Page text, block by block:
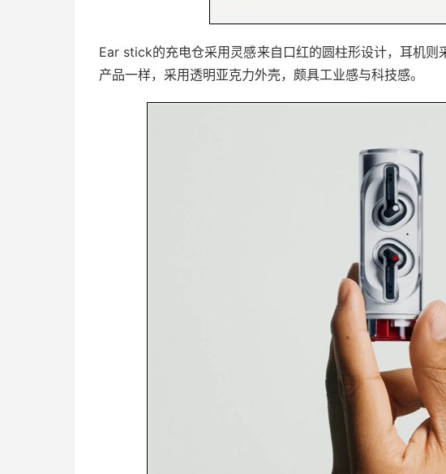
Ear stick的充电仓采用灵感来自口红的圆柱形设计，耳机
产品一样，采用透明亚克力外壳，颇具工业感与科技感。